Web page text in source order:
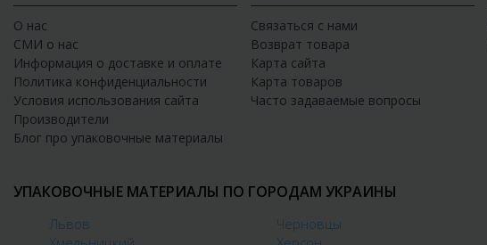
О нас
СМИ о нас
Информация о доставке и оплате
Политика конфиденциальности
Условия использования сайта
Производители
Блог про упаковочные материалы
Связаться с нами
Возврат товара
Карта сайта
Карта товаров
Часто задаваемые вопросы
УПАКОВОЧНЫЕ МАТЕРИАЛЫ ПО ГОРОДАМ УКРАИНЫ
Львов Черновцы